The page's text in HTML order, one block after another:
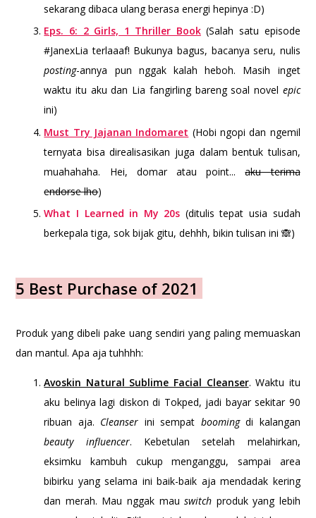
sekarang dibaca ulang berasa energi hepinya :D)
Eps. 6: 2 Girls, 1 Thriller Book(Salah satu episode
#JanexLia terlaaaf! Bukunya bagus, bacanya seru, nulis
posting-annya pun nggak kalah heboh. Masih inget
waktu itu aku dan Lia fangirling bareng soal novel epic
ini)
Must Try Jajanan Indomaret (Hobi ngopi dan ngemil
ternyata bisa direalisasikan juga dalam bentuk tulisan,
muahahaha. Hei, domar atau point...aku terima
endorse lho)
What I Learned in My 20s (ditulis tepat usia sudah
berkepala tiga, sok bijak gitu, dehhh, bikin tulisan ini 🙈)
5 Best Purchase of 2021
Produk yang dibeli pake uang sendiri yang paling memuaskan
dan mantul. Apa aja tuhhhh:
Avoskin Natural Sublime Facial Cleanser. Waktu itu
aku belinya lagi diskon di Tokped, jadi bayar sekitar 90
ribuan aja. Cleanser ini sempat boomingdi kalangan
beauty influencer. Kebetulan setelah melahirkan,
eksimku kambuh cukup menganggu, sampai area
bibirku yang selama ini baik-baik aja mendadak kering
dan merah. Mau nggak mauswitch produk yang lebih